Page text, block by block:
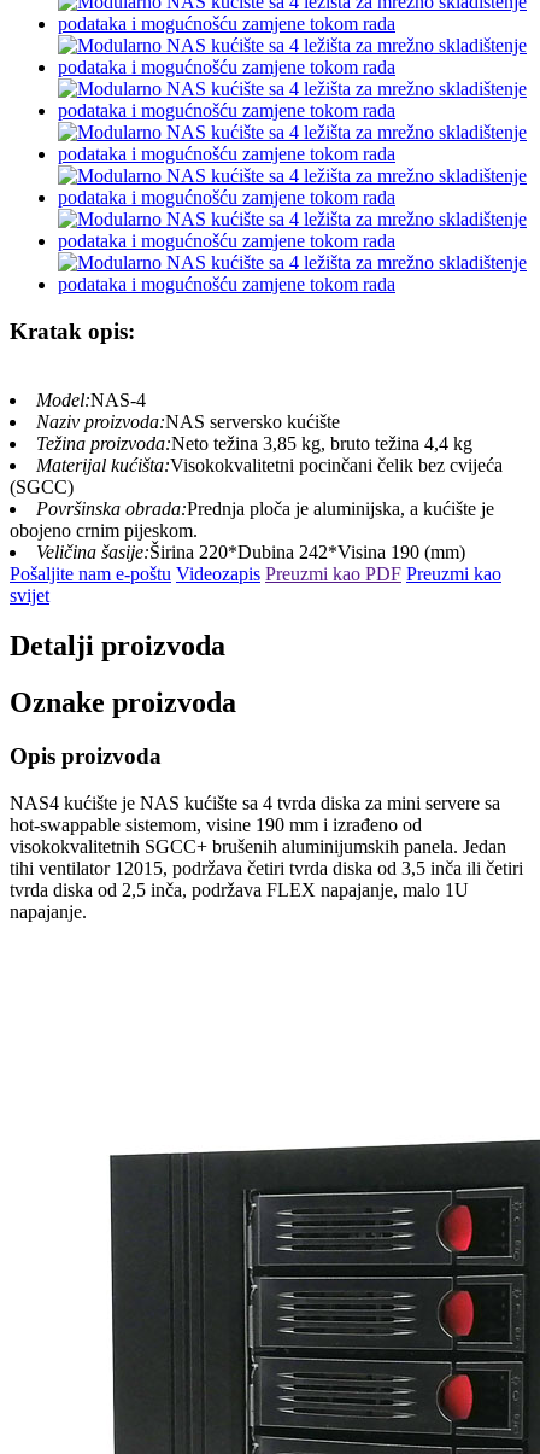
Kratak opis:
Model:NAS-4
Naziv proizvoda:NAS serversko kućište
Težina proizvoda:Neto težina 3,85 kg, bruto težina 4,4 kg
Materijal kućišta:Visokokvalitetni pocinčani čelik bez cvijeća
(SGCC)
Površinska obrada:Prednja ploča je aluminijska, a kućište je
obojeno crnim pijeskom.
Veličina šasije:Širina 220*Dubina 242*Visina 190 (mm)
Pošaljite nam e-poštu Videozapis Preuzmi kao PDF Preuzmi kao
svijet
Detalji proizvoda
Oznake proizvoda
Opis proizvoda
NAS4 kućište je NAS kućište sa 4 tvrda diska za mini servere sa
hot-swappable sistemom, visine 190 mm i izrađeno od
visokokvalitetnih SGCC+ brušenih aluminijumskih panela. Jedan
tihi ventilator 12015, podržava četiri tvrda diska od 3,5 inča ili četiri
tvrda diska od 2,5 inča, podržava FLEX napajanje, malo 1U
napajanje.